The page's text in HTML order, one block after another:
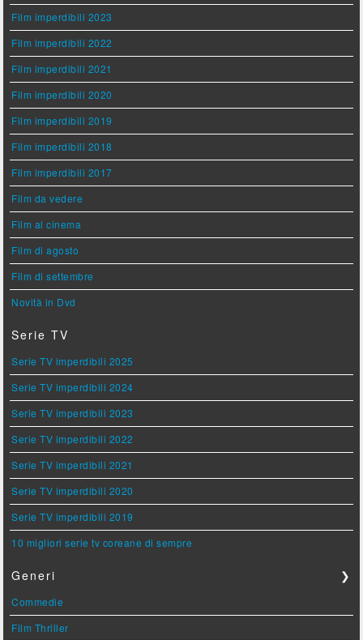
Film imperdibili 2023
Film imperdibili 2022
Film imperdibili 2021
Film imperdibili 2020
Film imperdibili 2019
Film imperdibili 2018
Film imperdibili 2017
Film da vedere
Film al cinema
Film di agosto
Film di settembre
Novità in Dvd
Serie TV
Serie TV imperdibili 2025
Serie TV imperdibili 2024
Serie TV imperdibili 2023
Serie TV imperdibili 2022
Serie TV imperdibili 2021
Serie TV imperdibili 2020
Serie TV imperdibili 2019
10 migliori serie tv coreane di sempre
Generi ❯
Commedie
Film Thriller